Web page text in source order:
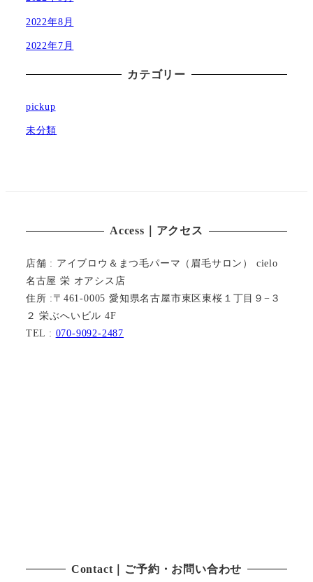
2022年8月
2022年7月
カテゴリー
pickup
未分類
Access｜アクセス
店舗 : アイブロウ＆まつ毛パーマ（眉毛サロン） cielo
名古屋 栄 オアシス店
住所 :〒461-0005 愛知県名古屋市東区東桜１丁目９−３
２ 栄ぶへいビル 4F
TEL : 070-9092-2487
Contact｜ご予約・お問い合わせ